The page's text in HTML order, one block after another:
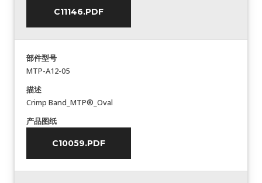
C11146.PDF
部件型号
MTP-A12-05
描述
Crimp Band_MTP®_Oval
产品图纸
C10059.PDF